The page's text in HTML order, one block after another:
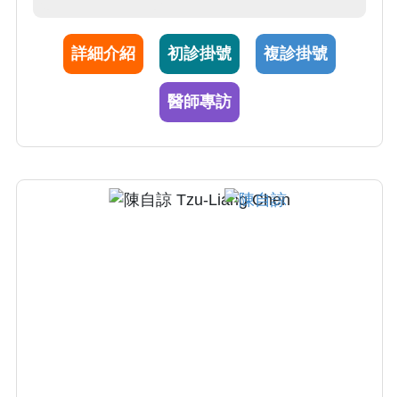
詳細介紹 初診掛號 複診掛號
醫師專訪